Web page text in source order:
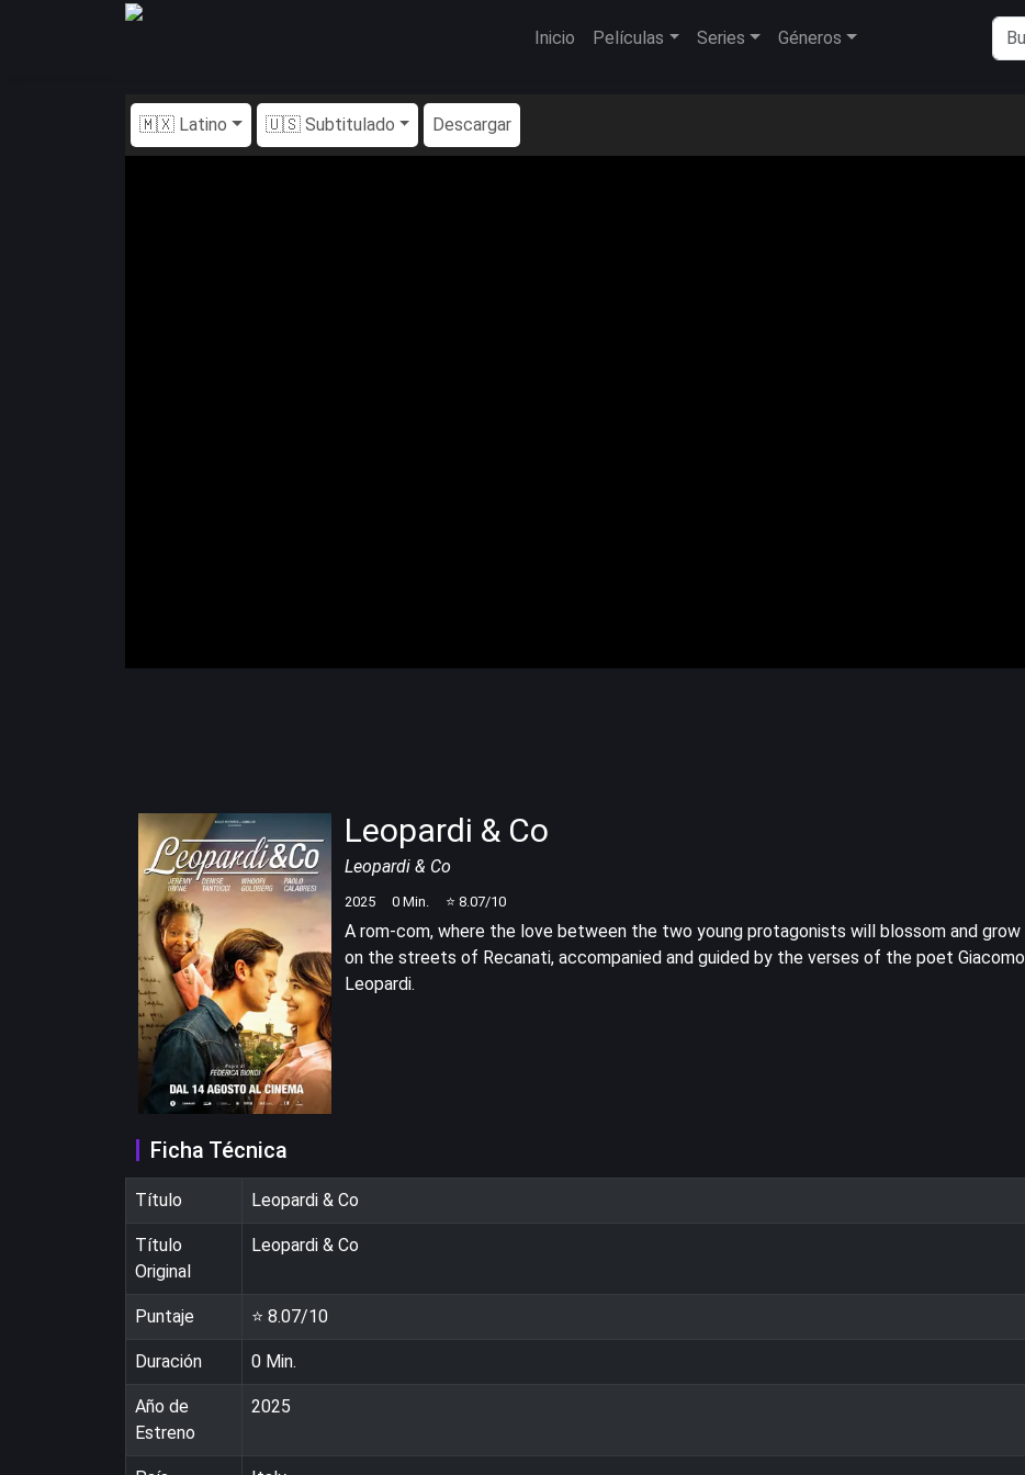
Inicio Películas Series Géneros
🇲🇽 Latino 🇺🇸 Subtitulado Descargar
Leopardi & Co
Leopardi & Co
2025 0 Min. ⭐ 8.07/10
A rom-com, where the love between the two young protagonists will blossom and grow
on the streets of Recanati, accompanied and guided by the verses of the poet Giacomo
Leopardi.
Ficha Técnica
Título Leopardi & Co
Título
Original
Leopardi & Co
Puntaje ⭐ 8.07/10
Duración 0 Min.
Año de
Estreno
2025